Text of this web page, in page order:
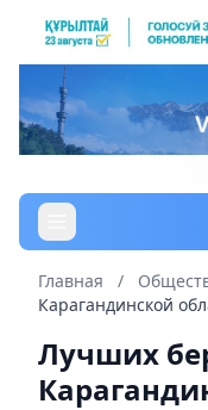
Главная /
Карагандинской
Лучших